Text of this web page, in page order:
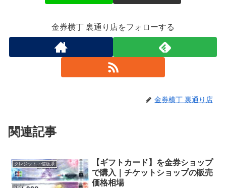
金券横丁 裏通り店をフォローする
金券横丁 裏通り店
関連記事
クレジット・信販系
【ギフトカード】を金券ショップ
で購入｜チケットショップの販売
価格相場